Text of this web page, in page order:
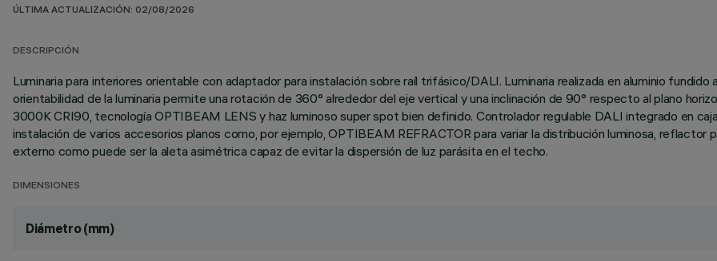
ÚLTIMA ACTUALIZACIÓN: 02/08/2026
DESCRIPCIÓN
Luminaria para interiores orientable con adaptador para instalación sobre raíl trifásico/DALI. Luminaria realizada en aluminio
orientabilidad de la luminaria permite una rotación de 360° alrededor del eje vertical y una inclinación de 90° respecto al plano
3000K CRI90, tecnología OPTIBEAM LENS y haz luminoso super spot bien definido. Controlador regulable DALI integrado en
instalación de varios accesorios planos como, por ejemplo, OPTIBEAM REFRACTOR para variar la distribución luminosa,
externo como puede ser la aleta asimétrica capaz de evitar la dispersión de luz parásita en el techo.
DIMENSIONES
Diámetro (mm)